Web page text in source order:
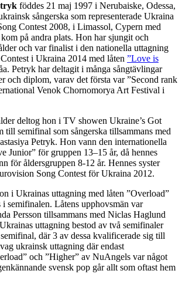
föddes 21 maj 1997 i Nerubaiske, Odessa,
sångerska som representerade Ukraina
Contest 2008, i Limassol, Cypern med
på andra plats. Hon har sjungit och
och var finalist i den nationella uttagning
i Ukraina 2014 med låten ”Love is
Petryk har deltagit i många sångtävlingar
och diplom, varav det första var ”Second rank
Venok Chornomorya Art Festival i
deltog hon i TV showen Ukraine’s Got
till semifinal som sångerska tillsammans med
Petryk. Hon vann den internationella
Junior” för gruppen 13–15 år, då hennes
för åldersgruppen 8-12 år. Hennes syster
Song Contest för Ukraina 2012.
i Ukrainas uttagning med låten ”Overload”
i semifinalen. Låtens upphovsmän var
Persson tillsammans med Niclas Haglund
uttagning bestod av två semifinaler
där 3 av dessa kvalificerade sig till
ukrainsk uttagning där endast
och ”Higher” av NuAngels var något
svensk pop går allt som oftast hem